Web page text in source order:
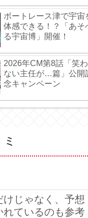
ボートレース津で宇宙
体感できる！？「あそ
る宇宙博」開催！
2026年CM第8話「笑わ
ない主任が…篇」公開
念キャンペーン
けじゃなく、予想
れているのも参考